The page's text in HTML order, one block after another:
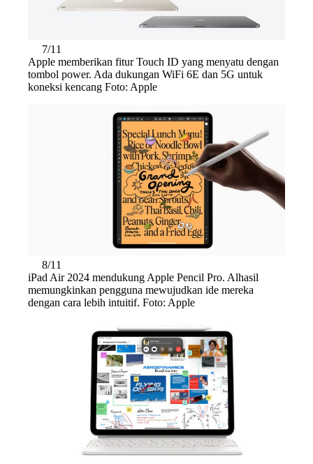
7/11
Apple memberikan fitur Touch ID yang menyatu dengan
tombol power. Ada dukungan WiFi 6E dan 5G untuk
koneksi kencang Foto: Apple
8/11
iPad Air 2024 mendukung Apple Pencil Pro. Alhasil
memungkinkan pengguna mewujudkan ide mereka
dengan cara lebih intuitif. Foto: Apple